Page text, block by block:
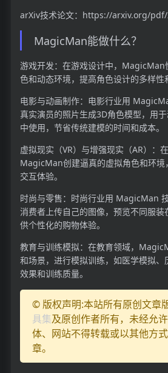
arXiv技术论文：https://arxiv.org/pdf/
MagicMan能做什么？
游戏开发：在游戏设计中，MagicMan
色和动态环境，提高角色设计的多样性
电影与动画制作：电影行业用
真实演员的照片生成3D角色模型，用
中使用，节省传统建模的时间和成本。
虚拟现实（VR）与增强现实（AR）：
MagicMan创建逼真的虚拟角色和环境
交互体验。
时尚与零售：时尚行业用 MagicMan
消费者上传自己的图像，预览不同服装
供个性化的购物体验。
教育与训练模拟：在教育领域，
和场景，进行模拟训练，如医学模拟、
效果和训练质量。
© 版权声明:本站所有原创文章
具集及原创作者所有，未经允
体、网站不得转载或以其他方
章。